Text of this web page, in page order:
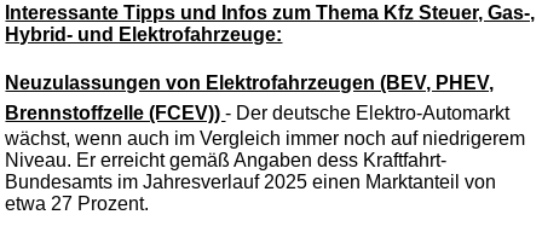
Interessante Tipps und Infos zum Thema Kfz Steuer, Gas-,
Hybrid- und Elektrofahrzeuge:
Neuzulassungen von Elektrofahrzeugen (BEV, PHEV,
Brennstoffzelle (FCEV))- Der deutsche Elektro-Automarkt
wächst, wenn auch im Vergleich immer noch auf niedrigerem
Niveau. Er erreicht gemäß Angaben dess Kraftfahrt-
Bundesamts im Jahresverlauf 2025 einen Marktanteil von
etwa 27 Prozent.